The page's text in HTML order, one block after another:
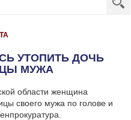
УТОПИТЬ ДОЧЬ
МУЖА
области женщина
своего мужа по голове и